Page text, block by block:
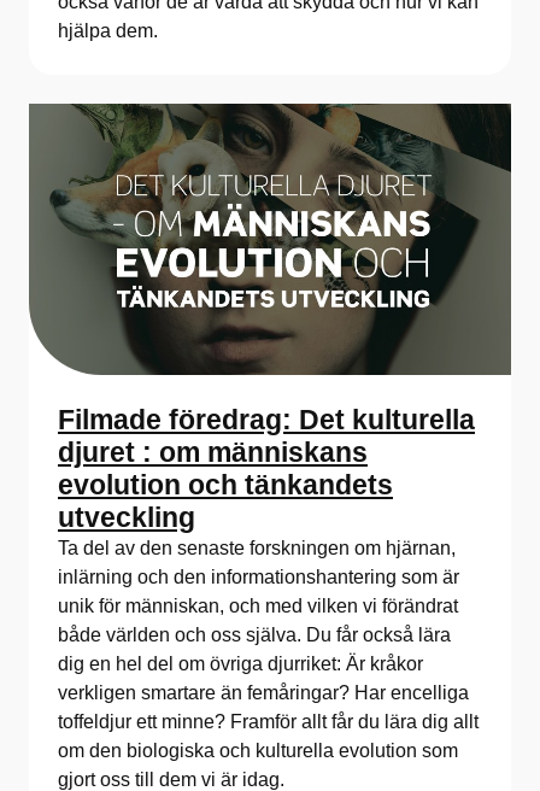
hjälpa dem.
Filmade föredrag: Det kulturella
djuret : om människans
evolution och tänkandets
utveckling
Ta del av den senaste forskningen om hjärnan,
inlärning och den informationshantering som är
unik för människan, och med vilken vi förändrat
både världen och oss själva. Du får också lära
dig en hel del om övriga djurriket: Är kråkor
verkligen smartare än femåringar? Har encelliga
toffeldjur ett minne? Framför allt får du lära dig allt
om den biologiska och kulturella evolution som
gjort oss till dem vi är idag.